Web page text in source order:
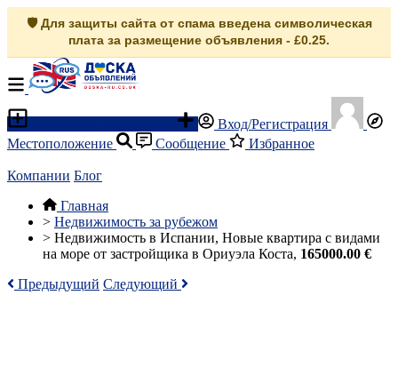
🛡️ Для защиты сайта от спама введена символическая
плата за размещение объявления - £0.25.
Вход/Регистрация
Местоположение
Сообщение Избранное
Компании Блог
Главная
> Недвижимость за рубежом
> Недвижимость в Испании, Новые квартира с видами
на море от застройщика в Ориуэла Коста, 165000.00 €
Предыдущий Следующий